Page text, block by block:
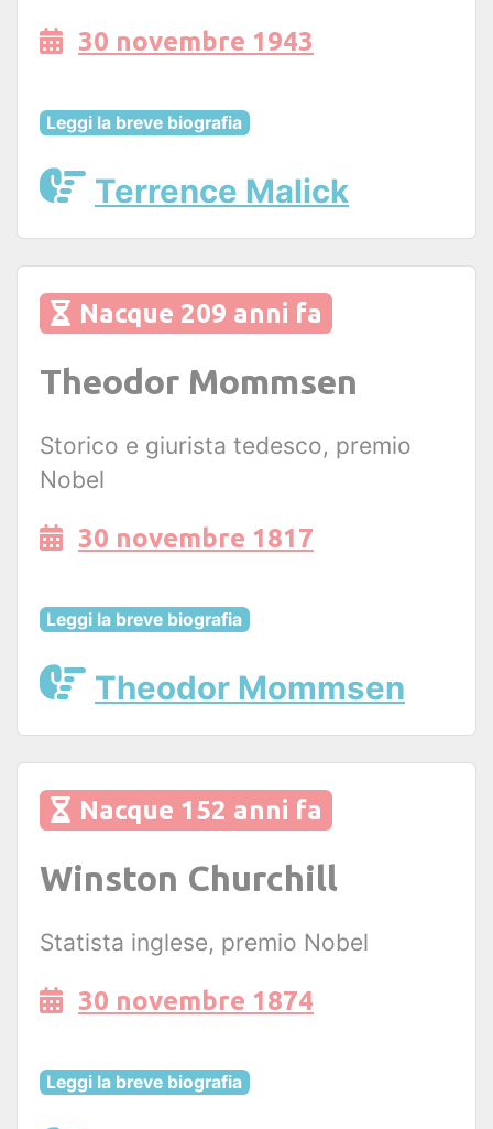
30 novembre 1943
Leggi la breve biografia
Terrence Malick
Nacque 209 anni fa
Theodor Mommsen
Storico e giurista tedesco, premio
Nobel
30 novembre 1817
Leggi la breve biografia
Theodor Mommsen
Nacque 152 anni fa
Winston Churchill
Statista inglese, premio Nobel
30 novembre 1874
Leggi la breve biografia